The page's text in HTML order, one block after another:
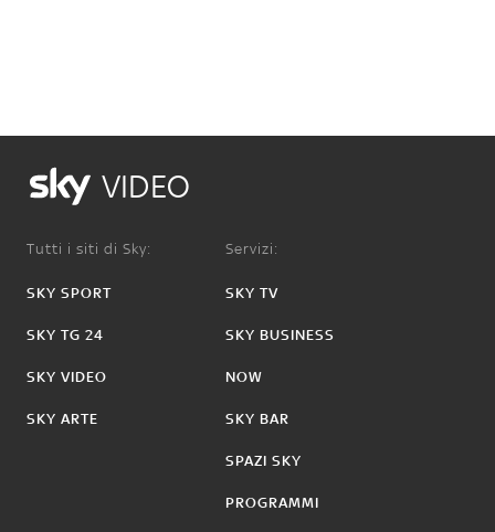
VIDEO
Tutti i siti di Sky:
SKY SPORT
SKY TG 24
SKY VIDEO
SKY ARTE
Servizi:
SKY TV
SKY BUSINESS
NOW
SKY BAR
SPAZI SKY
PROGRAMMI